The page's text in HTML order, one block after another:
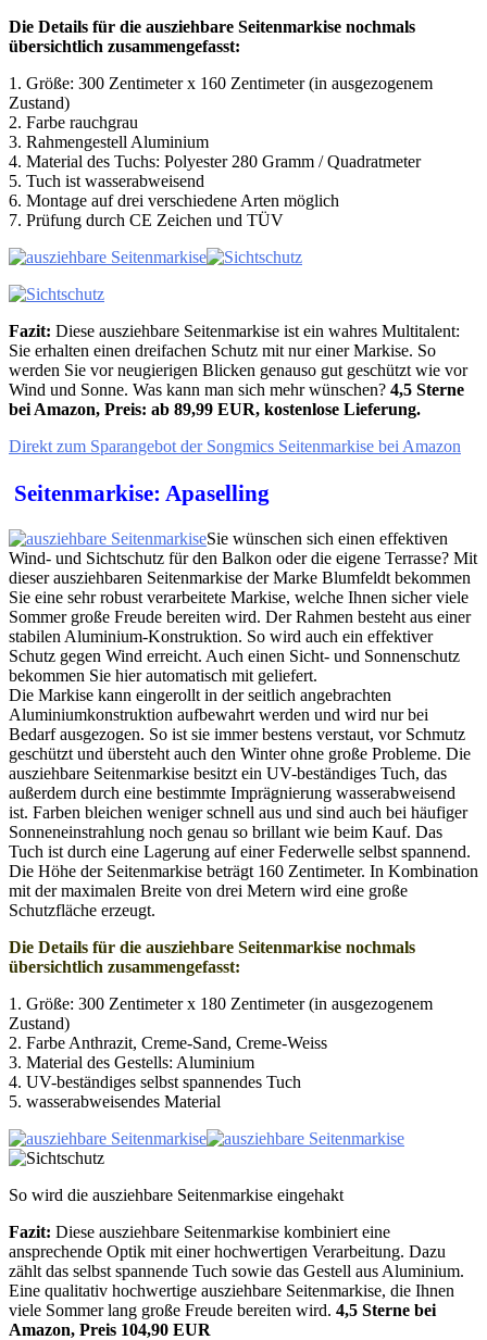
Die Details für die ausziehbare Seitenmarkise nochmals
übersichtlich zusammengefasst:
1. Größe: 300 Zentimeter x 160 Zentimeter (in ausgezogenem
Zustand)
2. Farbe rauchgrau
3. Rahmengestell Aluminium
4. Material des Tuchs: Polyester 280 Gramm / Quadratmeter
5. Tuch ist wasserabweisend
6. Montage auf drei verschiedene Arten möglich
7. Prüfung durch CE Zeichen und TÜV
Fazit: Diese ausziehbare Seitenmarkise ist ein wahres Multitalent:
Sie erhalten einen dreifachen Schutz mit nur einer Markise. So
werden Sie vor neugierigen Blicken genauso gut geschützt wie vor
Wind und Sonne. Was kann man sich mehr wünschen? 4,5 Sterne
bei Amazon, Preis: ab 89,99 EUR, kostenlose Lieferung.
Direkt zum Sparangebot der Songmics Seitenmarkise bei Amazon
Seitenmarkise: Apaselling
Sie wünschen sich einen effektiven
Wind- und Sichtschutz für den Balkon oder die eigene Terrasse? Mit
dieser ausziehbaren Seitenmarkise der Marke Blumfeldt bekommen
Sie eine sehr robust verarbeitete Markise, welche Ihnen sicher viele
Sommer große Freude bereiten wird. Der Rahmen besteht aus einer
stabilen Aluminium-Konstruktion. So wird auch ein effektiver
Schutz gegen Wind erreicht. Auch einen Sicht- und Sonnenschutz
bekommen Sie hier automatisch mit geliefert.
Die Markise kann eingerollt in der seitlich angebrachten
Aluminiumkonstruktion aufbewahrt werden und wird nur bei
Bedarf ausgezogen. So ist sie immer bestens verstaut, vor Schmutz
geschützt und übersteht auch den Winter ohne große Probleme. Die
ausziehbare Seitenmarkise besitzt ein UV-beständiges Tuch, das
außerdem durch eine bestimmte Imprägnierung wasserabweisend
ist. Farben bleichen weniger schnell aus und sind auch bei häufiger
Sonneneinstrahlung noch genau so brillant wie beim Kauf. Das
Tuch ist durch eine Lagerung auf einer Federwelle selbst spannend.
Die Höhe der Seitenmarkise beträgt 160 Zentimeter. In Kombination
mit der maximalen Breite von drei Metern wird eine große
Schutzfläche erzeugt.
Die Details für die ausziehbare Seitenmarkise nochmals
übersichtlich zusammengefasst:
1. Größe: 300 Zentimeter x 180 Zentimeter (in ausgezogenem
Zustand)
2. Farbe Anthrazit, Creme-Sand, Creme-Weiss
3. Material des Gestells: Aluminium
4. UV-beständiges selbst spannendes Tuch
5. wasserabweisendes Material
So wird die ausziehbare Seitenmarkise eingehakt
Fazit: Diese ausziehbare Seitenmarkise kombiniert eine
ansprechende Optik mit einer hochwertigen Verarbeitung. Dazu
zählt das selbst spannende Tuch sowie das Gestell aus Aluminium.
Eine qualitativ hochwertige ausziehbare Seitenmarkise, die Ihnen
viele Sommer lang große Freude bereiten wird. 4,5 Sterne bei
Amazon, Preis 104,90 EUR